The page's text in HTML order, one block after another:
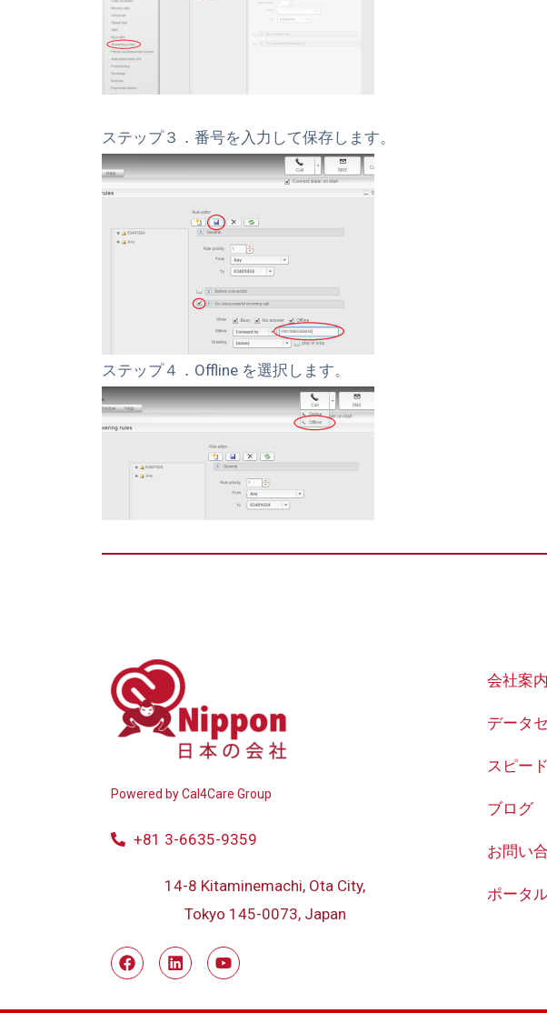
ステップ３．番号を入力して保存します。
ステップ４．Offline を選択します。
Powered byCal4Care Group
+81 3-6635-9359
14-8 Kitaminemachi, Ota City,
Tokyo 145-0073, Japan
会社案内
データ
スピー
ブログ
お問い
ポータ